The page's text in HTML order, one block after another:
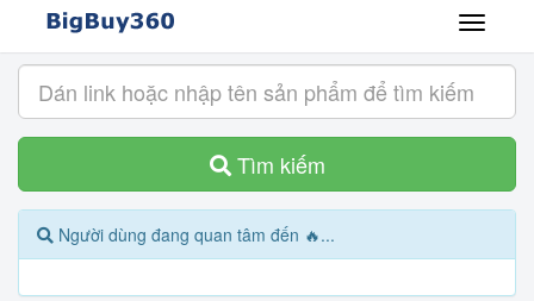
Tìm kiếm
Người dùng đang quan tâm đến 🔥...